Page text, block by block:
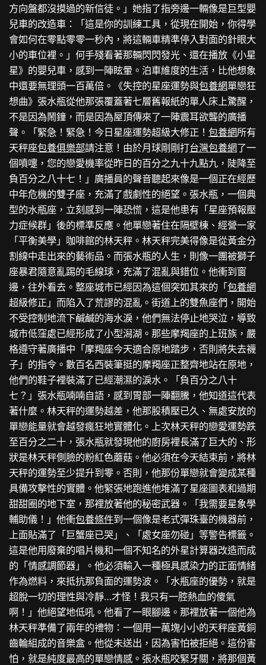
方向盤都沒摸過的新信徒。」她指了指旁邊一輛像是巨型嬰
兒車的改造車：「這是你的訓練工具，從現在開始，你得學
會如何在零點零零一秒內，將這輛車精準停入對面的針眼大
小的車位裡。」何手殘看著那輛閃閃發光、還在播放《小星
星》的嬰兒車，感到一陣眩暈。泊車維度的生活，比他想象
中還要無理頭一百萬倍。《失控的星座運勢與包養網單戀狂
想曲》張水瓶從他那張覆蓋著七層舊報紙的單人床上驚醒，
不是因為鬧鐘，而是因為屋頂傳來了一陣震耳欲聾的廣播
聲。「緊急！緊急！今日星座運勢超級大修正！包養網所有
天秤座包養俱樂部請注意！由於月球剛剛打台灣包養網了一
個噴嚏，您的戀愛機率從昨日的百分之九十九點九，陡降至
負百分之八十七！」廣播員的聲音聽起來像是一個正在經歷
中年危機的雙子座，充滿了戲劇性的絕望。張水瓶，一個典
型的水瓶座，立刻感到一陣恐慌，這是他患有「星座預報壓
力症候群」後的標準反應。他單戀著住在隔壁棟、經營一家
「平衡美學」咖啡館的林天秤。林天秤完美得像是從黃金分
割線中走出來的藝術品。而張水瓶的人生，則像一團被獅子
座暴君隨意亂踢的毛線球，充滿了混亂與錯位。他衝到窗
邊，往外看去。整座城市已經因為這個突如其來的「包養網
超級修正」而陷入了荒謬的混亂。街道上的雙魚座們，開始
不受控制地流下鹹鹹的海水淚，他們無法停止地哭泣，導致
城市低窪處已經形成了小型潟湖。那些摩羯座的上班族，嚴
格遵守著廣播中「摩羯座今天適合原地踏步，否則將失去襪
子」的指令。數百名西裝筆挺的摩羯座正整齊地站在原地，
他們的鞋子裡裝滿了已經潮濕的淚水。「負百分之八十
七？」張水瓶喃喃自語，感到胃部一陣翻騰，他知道這代表
著什麼。林天秤的運勢越差，他那股積壓已久、無處安放的
單戀能量就會越發瘋狂地實體化。上次林天秤的戀愛運勢跌
至百分之二十，張水瓶就發現他的廚房裡長滿了巨大的、形
狀是林天秤側臉的粉紅色蘑菇。他必須在今天結束前，將林
天秤的運勢至少提升到零。否則，他那份單戀就會變成某種
具備攻擊性的實體。他緊張地跑進他堆滿了星座圖表和過期
甜甜圈的地下室，那裡放著他的秘密武器。「我需要星象學
輔助儀！」他衝包養條件到一個像是老式彈珠臺的機器前，
上面貼滿了「巨蟹座已哭」、「處女座勿碰」等警告標籤。
這是他用廢棄的唱片機和一個不知名的外星計算器改造而成
的「情感調節器」。他必須輸入一種極具感染力的正面情緒
作為燃料，來抵抗那負面的運勢波。「水瓶座的優勢，就是
超脫一切的理性與冷靜…才怪！我只有一腔熱血的傻氣
啊！」他絕望地低吼。他看了一眼腳邊。那裡放著一個他為
林天秤準備了兩年的禮物：一個用一萬塊小小的天秤座黃銅
齒輪組成的音樂盒。他從未送出，因為害怕被拒絕。這份害
怕，就是純度最高的單戀情感。張水瓶咬緊牙關，將那個黃